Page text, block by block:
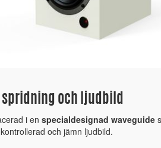
och ljudbild
i en specialdesignad waveguide
och jämn ljudbild.